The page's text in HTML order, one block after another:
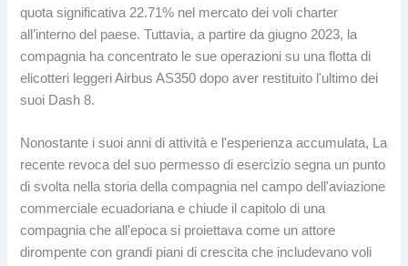
quota significativa 22.71% nel mercato dei voli charter
all’interno del paese. Tuttavia, a partire da giugno 2023, la
compagnia ha concentrato le sue operazioni su una flotta di
elicotteri leggeri Airbus AS350 dopo aver restituito l'ultimo dei
suoi Dash 8.
Nonostante i suoi anni di attività e l'esperienza accumulata, La
recente revoca del suo permesso di esercizio segna un punto
di svolta nella storia della compagnia nel campo dell'aviazione
commerciale ecuadoriana e chiude il capitolo di una
compagnia che all'epoca si proiettava come un attore
dirompente con grandi piani di crescita che includevano voli